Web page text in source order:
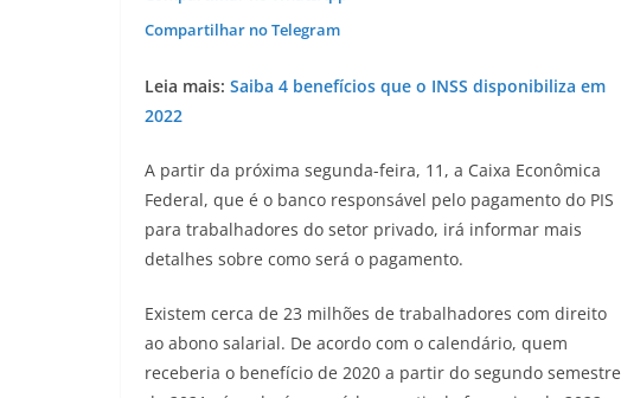
Compartilhar no Telegram
Leia mais: Saiba 4 benefícios que o INSS disponibiliza em
2022
A partir da próxima segunda-feira, 11, a Caixa Econômica
Federal, que é o banco responsável pelo pagamento do PIS
para trabalhadores do setor privado, irá informar mais
detalhes sobre como será o pagamento.
Existem cerca de 23 milhões de trabalhadores com direito
ao abono salarial. De acordo com o calendário, quem
receberia o benefício de 2020 a partir do segundo semestre